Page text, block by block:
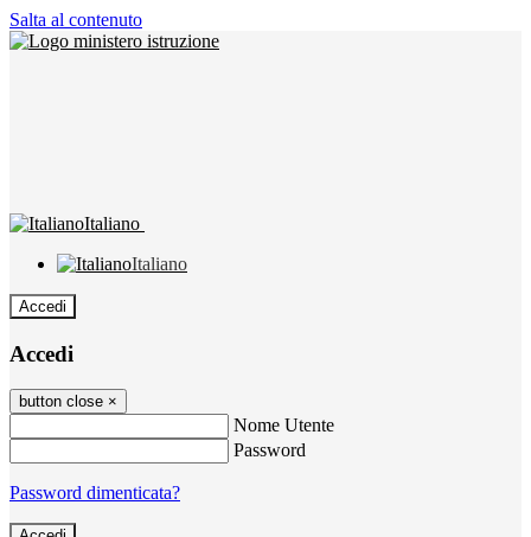
Salta al contenuto
Italiano
Italiano
Accedi
Accedi
button close ×
Nome Utente
Password
Password dimenticata?